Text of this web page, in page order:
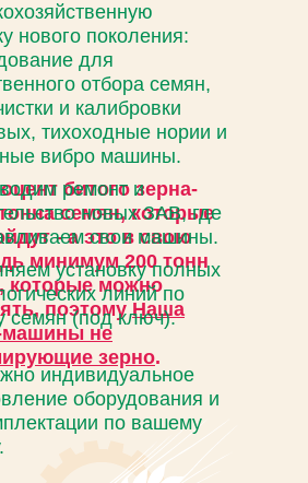
нового поколения:
для
отбора семян,
и калибровки
тихоходные нории и
вибро машины.
битого зерна-
семян, которые
- а это в свою
минимум 200 тонн
которые можно
поэтомуНаша
машины не
зерно.
установку полных
линий по
семян (под ключ).
индивидуальное
оборудования и
по вашему
ремонт и
новых ЗАВ, где
свои машины.